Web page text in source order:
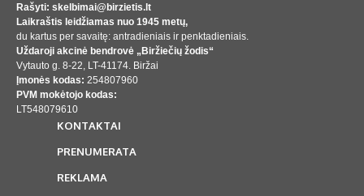
Rašyti: skelbimai@birzietis.lt
Laikraštis leidžiamas nuo 1945 metų,
du kartus per savaitę: antradieniais ir penktadieniais.
Uždaroji akcinė bendrovė „Biržiečių žodis“
Vytauto g. 8-22, LT-41174. Biržai
Įmonės kodas: 254807960
PVM mokėtojo kodas:
LT548079610
KONTAKTAI
PRENUMERATA
REKLAMA